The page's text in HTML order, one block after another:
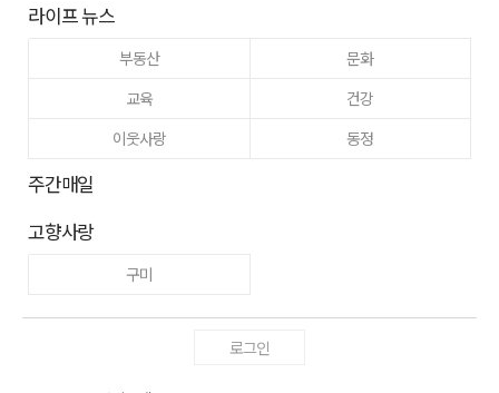
라이프 뉴스
부동산
문화
교육
건강
이웃사랑
동정
주간매일
고향사랑
구미
로그인